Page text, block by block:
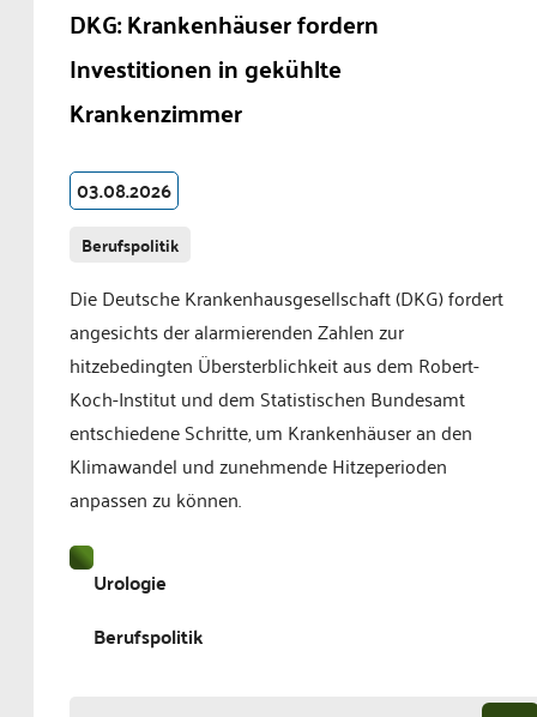
DKG: Krankenhäuser fordern
Investitionen in gekühlte
Krankenzimmer
03.08.2026
Berufspolitik
Die Deutsche Krankenhausgesellschaft (DKG) fordert
angesichts der alarmierenden Zahlen zur
hitzebedingten Übersterblichkeit aus dem Robert-
Koch-Institut und dem Statistischen Bundesamt
entschiedene Schritte, um Krankenhäuser an den
Klimawandel und zunehmende Hitzeperioden
anpassen zu können.
Urologie
Berufspolitik